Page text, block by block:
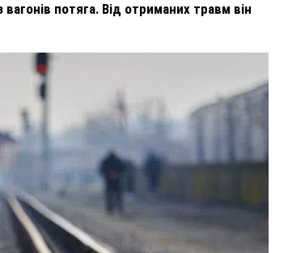
потяга. Від отриманих травм він